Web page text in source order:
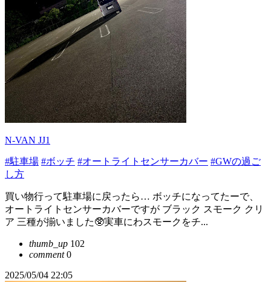
N-VAN JJ1
#駐車場 #ボッチ #オートライトセンサーカバー #GWの過ご
し方
買い物行って駐車場に戻ったら… ボッチになってたーで、
オートライトセンサーカバーですが ブラック スモーク クリ
ア 三種が揃いました🥸実車にわスモークをチ...
thumb_up 102
comment0
2025/05/04 22:05